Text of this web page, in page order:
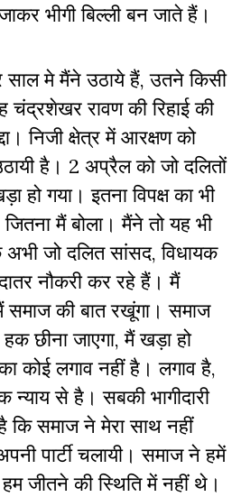
भीगी बिल्ली बन जाते हैं।
साल मे मैंने उठाये हैं, उतने किसी
चंद्रशेखर रावण की रिहाई की
निजी क्षेत्र में आरक्षण को
है। 2 अप्रैल को जो दलितों
हो गया। इतना विपक्ष का भी
जितना मैं बोला। मैंने तो यह भी
जो दलित सांसद, विधायक
नौकरी कर रहे हैं। मैं
समाज की बात रखूंगा। समाज
छीना जाएगा, मैं खड़ा हो
कोई लगाव नहीं है। लगाव है,
न्याय से है। सबकी भागीदारी
समाज ने मेरा साथ नहीं
पार्टी चलायी। समाज ने हमें
हम जीतने की स्थिति में नहीं थे।